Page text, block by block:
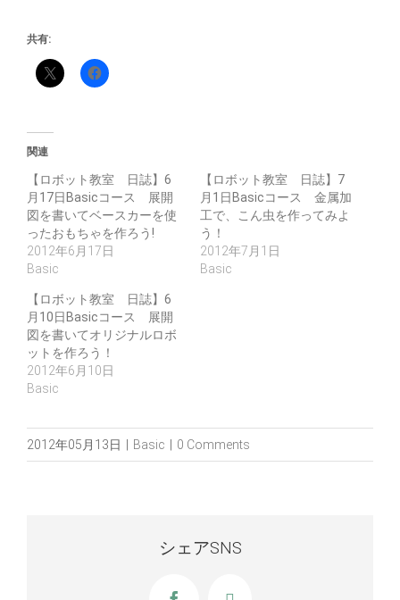
共有:
関連
【ロボット教室 日誌】6
月17日Basicコース 展開
図を書いてベースカーを使
ったおもちゃを作ろう!
2012年6月17日
Basic
【ロボット教室 日誌】7
月1日Basicコース 金属加
工で、こん虫を作ってみよ
う！
2012年7月1日
Basic
【ロボット教室 日誌】6
月10日Basicコース 展開
図を書いてオリジナルロボ
ットを作ろう！
2012年6月10日
Basic
2012年05月13日 | Basic | 0 Comments
シェアSNS